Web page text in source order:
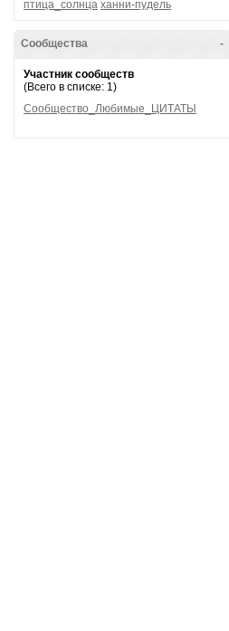
птица_солнца ханни-пудель
-
Сообщества
Участник сообществ
(Всего в списке: 1)
Сообщество_Любимые_ЦИТАТЫ